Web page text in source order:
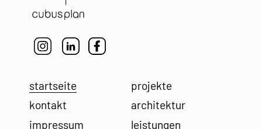
startseite
projekte
kontakt
architektur
impressum
leistungen